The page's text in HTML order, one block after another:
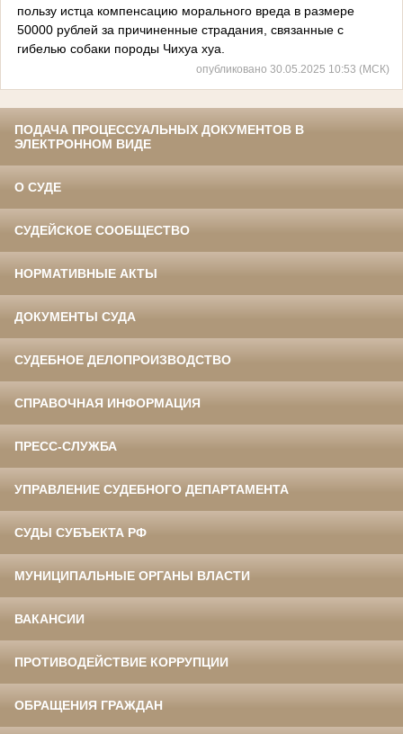
пользу истца компенсацию морального вреда в размере
50000 рублей за причиненные страдания, связанные с
гибелью собаки породы Чихуа хуа.
опубликовано 30.05.2025 10:53 (МСК)
ПОДАЧА ПРОЦЕССУАЛЬНЫХ ДОКУМЕНТОВ В
ЭЛЕКТРОННОМ ВИДЕ
О СУДЕ
СУДЕЙСКОЕ СООБЩЕСТВО
НОРМАТИВНЫЕ АКТЫ
ДОКУМЕНТЫ СУДА
СУДЕБНОЕ ДЕЛОПРОИЗВОДСТВО
СПРАВОЧНАЯ ИНФОРМАЦИЯ
ПРЕСС-СЛУЖБА
УПРАВЛЕНИЕ СУДЕБНОГО ДЕПАРТАМЕНТА
СУДЫ СУБЪЕКТА РФ
МУНИЦИПАЛЬНЫЕ ОРГАНЫ ВЛАСТИ
ВАКАНСИИ
ПРОТИВОДЕЙСТВИЕ КОРРУПЦИИ
ОБРАЩЕНИЯ ГРАЖДАН